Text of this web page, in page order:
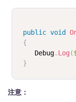
public void
{
    Debug
. Log (
}
注意：